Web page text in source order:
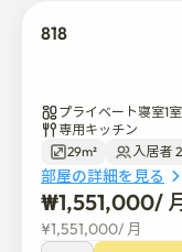
✔️ 完全プライベート
✔️ 採光および換気
高い位置の窓から
ズです。
✨施設および備品
818
プライベート寝室1室
専用キッチン
29m²
入居者
部屋の詳細を見る
₩1,551,000/
¥1,551,000/ 月